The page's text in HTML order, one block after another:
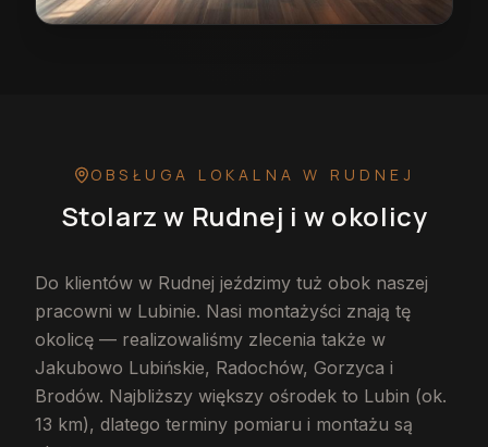
OBSŁUGA LOKALNAW RUDNEJ
Stolarz w Rudnej i w okolicy
Do klientów w Rudnej jeździmy tuż obok naszej
pracowni w Lubinie. Nasi montażyści znają tę
okolicę — realizowaliśmy zlecenia także w
Jakubowo Lubińskie, Radochów, Gorzyca i
Brodów. Najbliższy większy ośrodek to Lubin (ok.
13 km), dlatego terminy pomiaru i montażu są